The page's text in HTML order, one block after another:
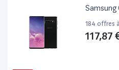
Samsung
184 offres
117,87